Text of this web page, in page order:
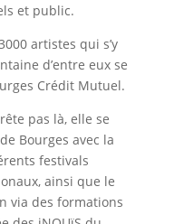
et public.
artistes qui s’y
d’entre eux se
Crédit Mutuel.
pas là, elle se
Bourges avec la
festivals
ainsi que le
via des formations